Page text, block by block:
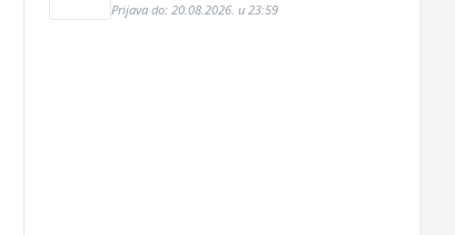
Prijava do: 20.08.2026. u 23:59